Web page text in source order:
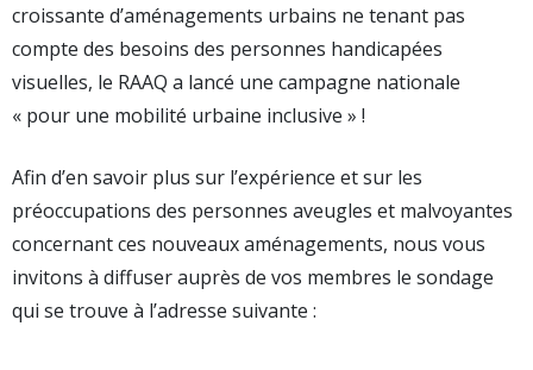
croissante d’aménagements urbains ne tenant pas
compte des besoins des personnes handicapées
visuelles, le RAAQ a lancé une campagne nationale
« pour une mobilité urbaine inclusive » !
Afin d’en savoir plus sur l’expérience et sur les
préoccupations des personnes aveugles et malvoyantes
concernant ces nouveaux aménagements, nous vous
invitons à diffuser auprès de vos membres le sondage
qui se trouve à l’adresse suivante :